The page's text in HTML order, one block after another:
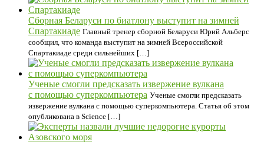
Сборная Беларуси по биатлону выступит на зимней
Спартакиаде Главный тренер сборной Беларуси Юрий Альберс
сообщил, что команда выступит на зимней Всероссийской
Спартакиаде среди сильнейших […]
Ученые смогли предсказать извержение вулкана
с помощью суперкомпьютера Ученые смогли предсказать
извержение вулкана с помощью суперкомпьютера. Статья об этом
опубликована в Science […]